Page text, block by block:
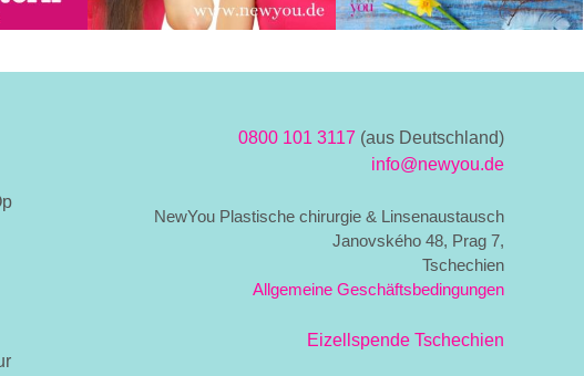
0800 101 3117 (aus Deutschland)
info@newyou.de
NewYou Plastische chirurgie & Linsenaustausch
Janovského 48, Prag 7,
Tschechien
Allgemeine Geschäftsbedingungen
Eizellspende Tschechien